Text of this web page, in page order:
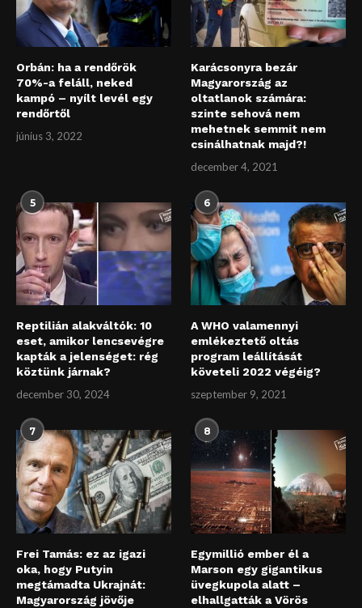
Orbán: ha a rendőrök
70%-a feláll, neked
kampó – nyílt levél egy
rendőrtől
június 3, 2022
Karácsonyra bezár
Magyarország az
oltatlanok számára:
szinte sehová nem
mehetnek semmit nem
csinálhatnak majd?!
december 4, 2021
5
Reptilián alakváltók: 10
eset, amikor lencsevégre
kapták a jelenséget: rég
köztünk járnak?
december 30, 2024
6
A WHO valamennyi
emlékeztető oltás
program leállítását
követeli 2022 végéig?
szeptember 9, 2021
7
Frei Tamás: ez az igazi
oka, hogy Putyin
megtámadta Ukrajnát:
Magyarország jövője
8
Egymillió ember él a
Marson egy gigantikus
üvegkupola alatt –
elhallgatták a Vörös